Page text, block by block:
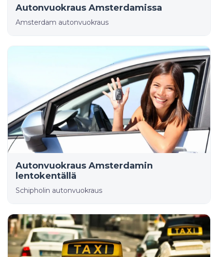
Autonvuokraus Amsterdamissa
Amsterdam autonvuokraus
Autonvuokraus Amsterdamin
lentokentällä
Schipholin autonvuokraus